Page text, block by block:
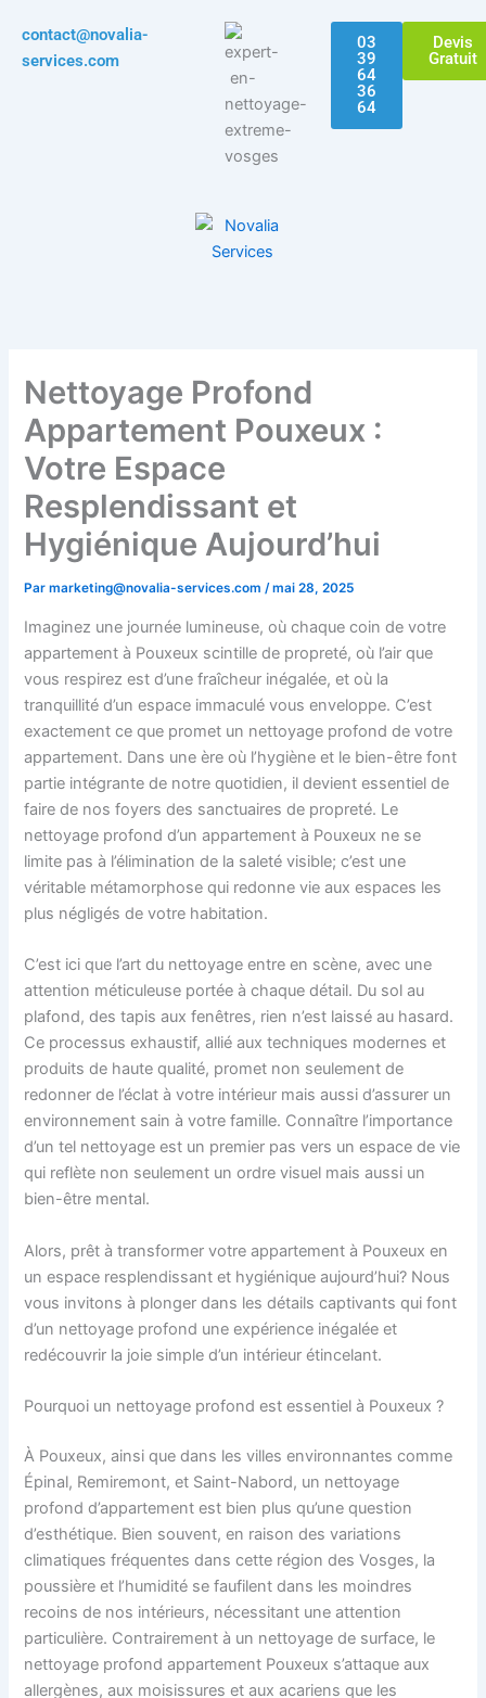
contenu
contact@novalia-
services.com
03
39
64
36
64
Devis
Gratuit
Nettoyage Profond
Appartement Pouxeux :
Votre Espace
Resplendissant et
Hygiénique Aujourd’hui
Parmarketing@novalia-services.com/mai 28, 2025
Imaginez une journée lumineuse, où chaque coin de votre
appartement à Pouxeux scintille de propreté, où l’air que
vous respirez est d’une fraîcheur inégalée, et où la
tranquillité d’un espace immaculé vous enveloppe. C’est
exactement ce que promet un nettoyage profond de votre
appartement. Dans une ère où l’hygiène et le bien-être font
partie intégrante de notre quotidien, il devient essentiel de
faire de nos foyers des sanctuaires de propreté. Le
nettoyage profond d’un appartement à Pouxeux ne se
limite pas à l’élimination de la saleté visible; c’est une
véritable métamorphose qui redonne vie aux espaces les
plus négligés de votre habitation.
C’est ici que l’art du nettoyage entre en scène, avec une
attention méticuleuse portée à chaque détail. Du sol au
plafond, des tapis aux fenêtres, rien n’est laissé au hasard.
Ce processus exhaustif, allié aux techniques modernes et
produits de haute qualité, promet non seulement de
redonner de l’éclat à votre intérieur mais aussi d’assurer un
environnement sain à votre famille. Connaître l’importance
d’un tel nettoyage est un premier pas vers un espace de vie
qui reflète non seulement un ordre visuel mais aussi un
bien-être mental.
Alors, prêt à transformer votre appartement à Pouxeux en
un espace resplendissant et hygiénique aujourd’hui? Nous
vous invitons à plonger dans les détails captivants qui font
d’un nettoyage profond une expérience inégalée et
redécouvrir la joie simple d’un intérieur étincelant.
Pourquoi un nettoyage profond est essentiel à Pouxeux ?
À Pouxeux, ainsi que dans les villes environnantes comme
Épinal, Remiremont, et Saint-Nabord, un nettoyage
profond d’appartement est bien plus qu’une question
d’esthétique. Bien souvent, en raison des variations
climatiques fréquentes dans cette région des Vosges, la
poussière et l’humidité se faufilent dans les moindres
recoins de nos intérieurs, nécessitant une attention
particulière. Contrairement à un nettoyage de surface, le
nettoyage profond appartement Pouxeux s’attaque aux
allergènes, aux moisissures et aux acariens que les